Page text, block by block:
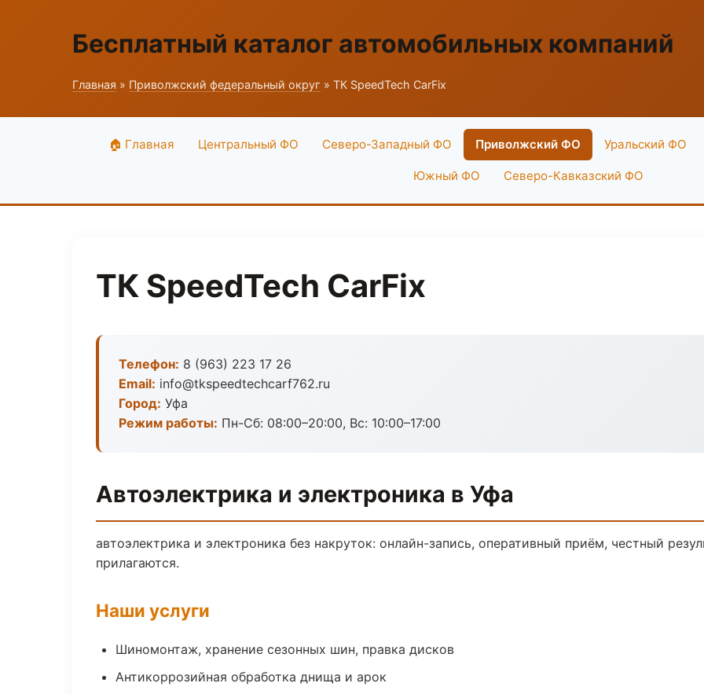
Бесплатный каталог автомобильных компаний
Главная » Приволжский федеральный округ » ТК SpeedTech CarFix
🏠 Главная Центральный ФО Северо-Западный ФО Приволжский ФО Уральский ФО
Южный ФО Северо-Кавказский ФО
ТК SpeedTech CarFix
Телефон: 8 (963) 223 17 26
Email: info@tkspeedtechcarf762.ru
Город: Уфа
Режим работы: Пн-Сб: 08:00–20:00, Вс: 10:00–17:00
Автоэлектрика и электроника в Уфа
автоэлектрика и электроника без накруток: онлайн-запись, оперативный приём, честный
прилагаются.
Наши услуги
Шиномонтаж, хранение сезонных шин, правка дисков
Антикоррозийная обработка днища и арок